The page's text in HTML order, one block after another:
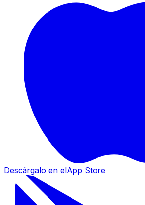
Descárgalo en elApp Store